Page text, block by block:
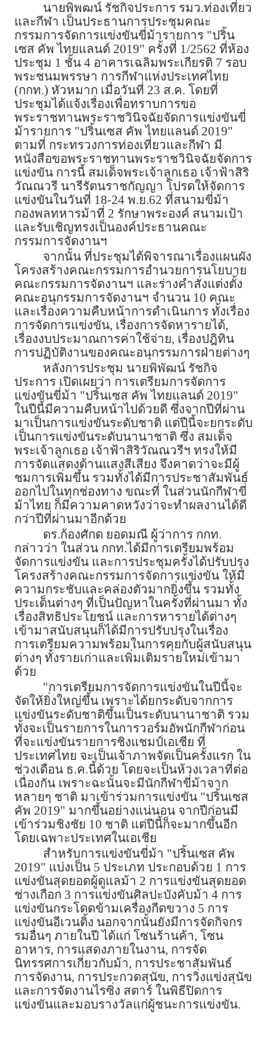
นายพิพฒน์ รัชกิจประการ รมว.ท่องเที่ยว
และกีฬา เป็นประธานการประชุมคณะ
กรรมการจัดการแข่งขันขี่ม้ารายการ "ปริ้น
เซส คัพ ไทยแลนด์ 2019" ครั้งที่ 1/2562 ที่ห้อง
ประชุม 1 ชั้น 4 อาคารเฉลิมพระเกียรติ 7 รอบ
พระชนมพรรษา การกีฬาแห่งประเทศไทย
(กกท.) หัวหมาก เมื่อวันที่ 23 ส.ค. โดยที่
ประชุมได้แจ้งเรื่องเพื่อทราบการขอ
พระราชทานพระราชวินิจฉัยจัดการแข่งขันขี่
ม้ารายการ "ปริ้นเซส คัพ ไทยแลนด์ 2019"
ตามที่ กระทรวงการท่องเที่ยวและกีฬา มี
หนังสือขอพระราชทานพระราชวินิจฉัยจัดการ
แข่งขัน การนี้ สมเด็จพระเจ้าลูกเธอ เจ้าฟ้าสิริ
วัณณวรี นารีรัตนราชกัญญา โปรดให้จัดการ
แข่งขันในวันที่ 18-24 พ.ย.62 ที่สนามขี่ม้า
กองพลทหารม้าที่ 2 รักษาพระองค์ สนามเป้า
และรับเชิญทรงเป็นองค์ประธานคณะ
กรรมการจัดงานฯ
จากนั้น ที่ประชุมได้พิจารณาเรื่องแผนผัง
โครงสร้างคณะกรรมการอำนวยการนโยบาย
คณะกรรมการจัดงานฯ และร่างคำสั่งแต่งตั้ง
คณะอนุกรรมการจัดงานฯ จำนวน 10 คณะ
และเรื่องความคืบหน้าการดำเนินการ ทั้งเรื่อง
การจัดการแข่งขัน, เรื่องการจัดหารายได้,
เรื่องงบประมาณการค่าใช้จ่าย, เรื่องปฎิทิน
การปฏิบัติงานของคณะอนุกรรมการฝ่ายต่างๆ
หลังการประชุม นายพิพัฒน์ รัชกิจ
ประการ เปิดเผยว่า การเตรียมการจัดการ
แข่งขันขี่ม้า "ปริ้นเซส คัพ ไทยแลนด์ 2019"
ในปีนี้มีความคืบหน้าไปด้วยดี ซึ่งจากปีที่ผ่าน
มาเป็นการแข่งขันระดับชาติ แต่ปีนี้จะยกระดับ
เป็นการแข่งขันระดับนานาชาติ ซึ่ง สมเด็จ
พระเจ้าลูกเธอ เจ้าฟ้าสิริวัณณวรีฯ ทรงให้มี
การจัดแสดงด้านแสงสีเสียง จึงคาดว่าจะมีผู้
ชมการเพิ่มขึ้น รวมทั้งได้มีการประชาสัมพันธ์
ออกไปในทุกช่องทาง ขณะที่ ในส่วนนักกีฬาขี่
ม้าไทย ก็มีความคาดหวังว่าจะทำผลงานได้ดี
กว่าปีที่ผ่านมาอีกด้วย
ดร.ก้องศักด ยอดมณี ผู้ว่าการ กกท.
กล่าวว่า ในส่วน กกท.ได้มีการเตรียมพร้อม
จัดการแข่งขัน และการประชุมครั้งได้ปรับปรุง
โครงสร้างคณะกรรมการจัดการแข่งขัน ให้มี
ความกระชับและคล่องตัวมากยิ่งขึ้น รวมทั้ง
ประเด็นต่างๆ ที่เป็นปัญหาในครั้งที่ผ่านมา ทั้ง
เรื่องสิทธิประโยชน์ และการหารายได้ต่างๆ
เข้ามาสนับสนุนก็ได้มีการปรับปรุงในเรื่อง
การเตรียมความพร้อมในการคุยกับผู้สนับสนุน
ต่างๆ ทั้งรายเก่าและเพิ่มเติมรายใหม่เข้ามา
ด้วย
"การเตรียมการจัดการแข่งขันในปีนี้จะ
จัดให้ยิ่งใหญ่ขึ้น เพราะได้ยกระดับจากการ
แข่งขันระดับชาติขึ้นเป็นระดับนานาชาติ รวม
ทั้งจะเป็นรายการในการวอร์มอัพนักกีฬาก่อน
ที่จะแข่งขันรายการชิงแชมป์เอเชีย ที่
ประเทศไทย จะเป็นเจ้าภาพจัดเป็นครั้งแรก ใน
ช่วงเดือน ธ.ค.นี้ด้วย โดยจะเป็นห้วงเวลาที่ต่อ
เนื่องกัน เพราะฉะนั้นจะมีนักกีฬาขี่ม้าจาก
หลายๆ ชาติ มาเข้าร่วมการแข่งขัน "ปริ้นเซส
คัพ 2019" มากขึ้นอย่างแน่นอน จากปีก่อนมี
เข้าร่วมชิงชัย 10 ชาติ แต่ปีนี้ก็จะมากขึ้นอีก
โดยเฉพาะประเทศในเอเชีย
สำหรับการแข่งขันขี่ม้า "ปริ้นเซส คัพ
2019" แบ่งเป็น 5 ประเภท ประกอบด้วย 1 การ
แข่งขันสุดยอดผู้ดูแลม้า 2 การแข่งขันสุดยอด
ช่างเกือก 3 การแข่งขันศิลปะบังคับม้า 4 การ
แข่งขันกระโดดข้ามเครื่องกีดขวาง 5 การ
แข่งขันอีเวนติ้ง นอกจากนั้นยังมีการจัดกิจกร
รมอื่นๆ ภายในปี ได้แก่ โซนร้านค้า, โซน
อาหาร, การแสดงภายในงาน, การจัด
นิทรรศการเกี่ยวกับม้า, การประชาสัมพันธ์
การจัดงาน, การประกวดสุนัข, การวิ่งแข่งสุนัข
และการจัดงานไรซิ่ง สตาร์ ในพิธีปิดการ
แข่งขันและมอบรางวัลแก่ผู้ชนะการแข่งขัน.